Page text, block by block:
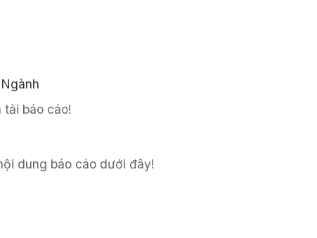
báo cáo!
dung báo cáo dưới đây!